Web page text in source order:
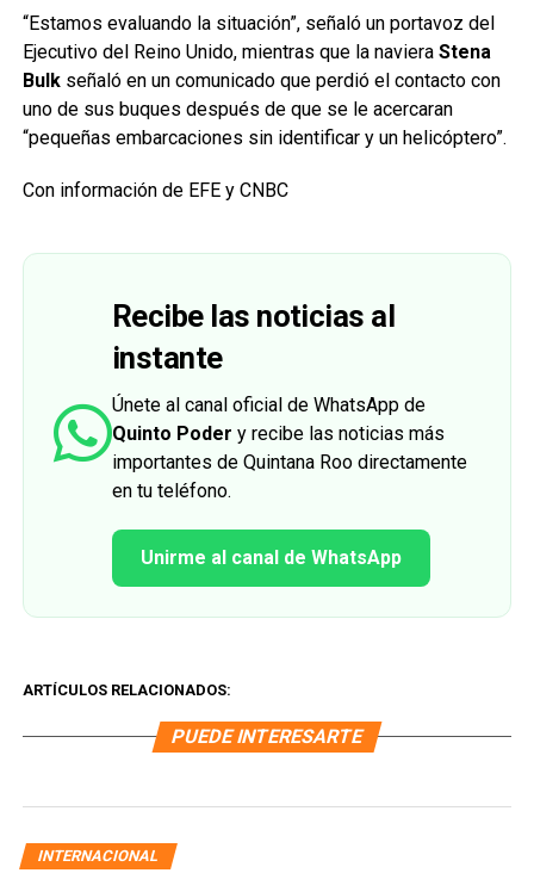
“Estamos evaluando la situación”, señaló un portavoz del
Ejecutivo del Reino Unido, mientras que la naviera Stena
Bulkseñaló en un comunicado que perdió el contacto con
uno de sus buques después de que se le acercaran
“pequeñas embarcaciones sin identificar y un helicóptero”.
Con información de EFE y CNBC
Recibe las noticias al
instante
Únete al canal oficial de WhatsApp de
Quinto Poder y recibe las noticias más
importantes de Quintana Roo directamente
en tu teléfono.
Unirme al canal de WhatsApp
ARTÍCULOS RELACIONADOS:
PUEDE INTERESARTE
INTERNACIONAL